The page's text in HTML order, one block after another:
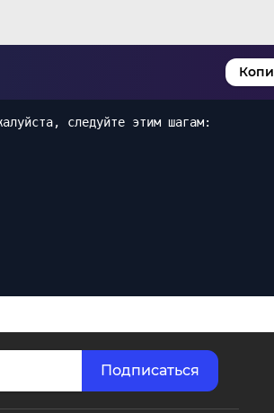
следуйте этим шагам: